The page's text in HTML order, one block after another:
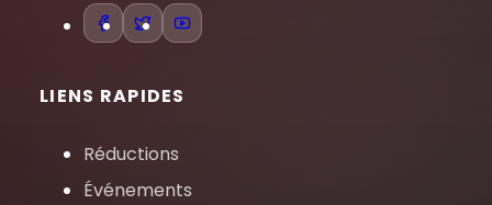
LIENS RAPIDES
Réductions
Événements